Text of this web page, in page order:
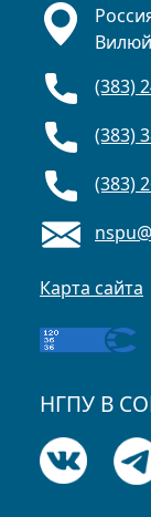
(383)
(383)
(383)
Карта сайта
НГПУ В